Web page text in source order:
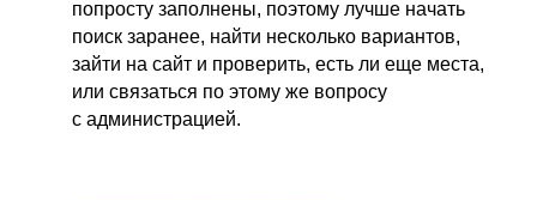
попросту заполнены, поэтому лучше начать
поиск заранее, найти несколько вариантов,
зайти на сайт и проверить, есть ли еще места,
или связаться по этому же вопросу
с администрацией.